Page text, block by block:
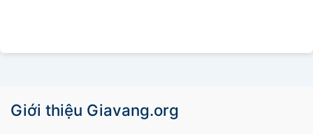
Giới thiệu Giavang.org